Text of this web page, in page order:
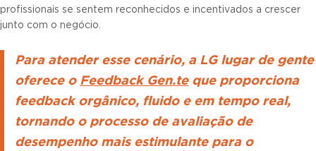
profissionais se sentem reconhecidos e incentivados a crescer
junto com o negócio.
Para atender esse cenário, a LG lugar de gente
oferece o Feedback Gen.teque proporciona
feedback orgânico, fluido e em tempo real,
tornando o processo de avaliação de
desempenho mais estimulante para o